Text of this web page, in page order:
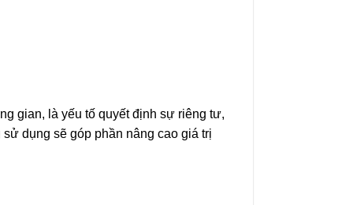
gian, là yếu tố quyết định sự riêng tư,
dụng sẽ góp phần nâng cao giá trị